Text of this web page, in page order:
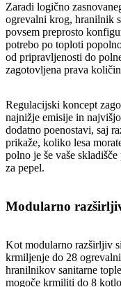
Zaradi logično
ogrevalni krog, hranilnik
povsem preprosto
potrebo po toploti
od pripravljenosti do
zagotovljena prava
Regulacijski koncept
najnižje emisije in
dodatno poenostavi, saj
prikaže, koliko lesa
polno je še vaše
za pepel.
Modularno
Kot modularno razširljiv
krmiljenje do 28
hranilnikov sanitarne
mogoče krmiliti do 8